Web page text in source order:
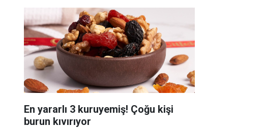
En yararlı 3 kuruyemiş! Çoğu kişi
burun kıvırıyor